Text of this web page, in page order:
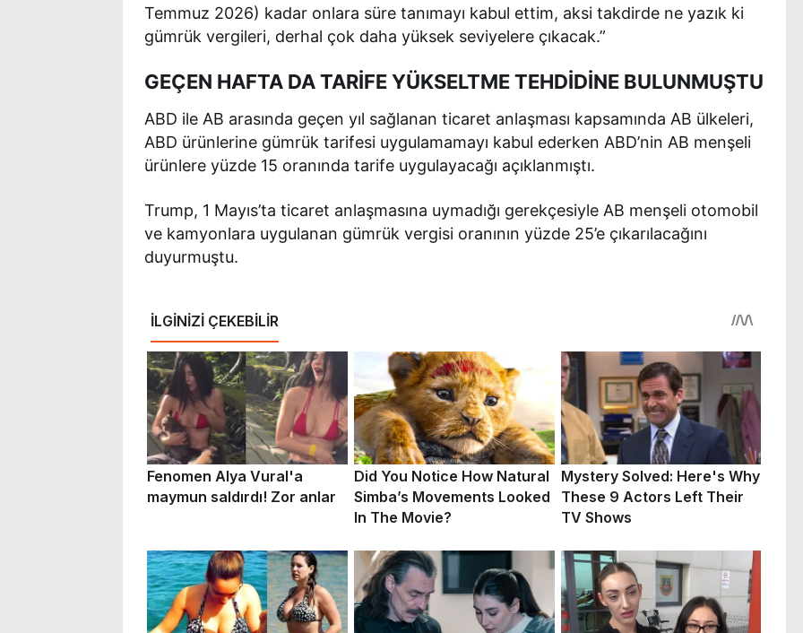
Temmuz 2026) kadar onlara süre tanımayı kabul ettim, aksi takdirde ne yazık ki
gümrük vergileri, derhal çok daha yüksek seviyelere çıkacak.”
GEÇEN HAFTA DA TARİFE YÜKSELTME TEHDİDİNE BULUNMUŞTU
ABD ile AB arasında geçen yıl sağlanan ticaret anlaşması kapsamında AB ülkeleri,
ABD ürünlerine gümrük tarifesi uygulamamayı kabul ederken ABD’nin AB menşeli
ürünlere yüzde 15 oranında tarife uygulayacağı açıklanmıştı.
Trump, 1 Mayıs’ta ticaret anlaşmasına uymadığı gerekçesiyle AB menşeli otomobil
ve kamyonlara uygulanan gümrük vergisi oranının yüzde 25’e çıkarılacağını
duyurmuştu.